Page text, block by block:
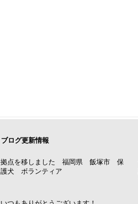
ブログ更新情報
拠点を移しました 福岡県 飯塚市 保
護犬 ボランティア